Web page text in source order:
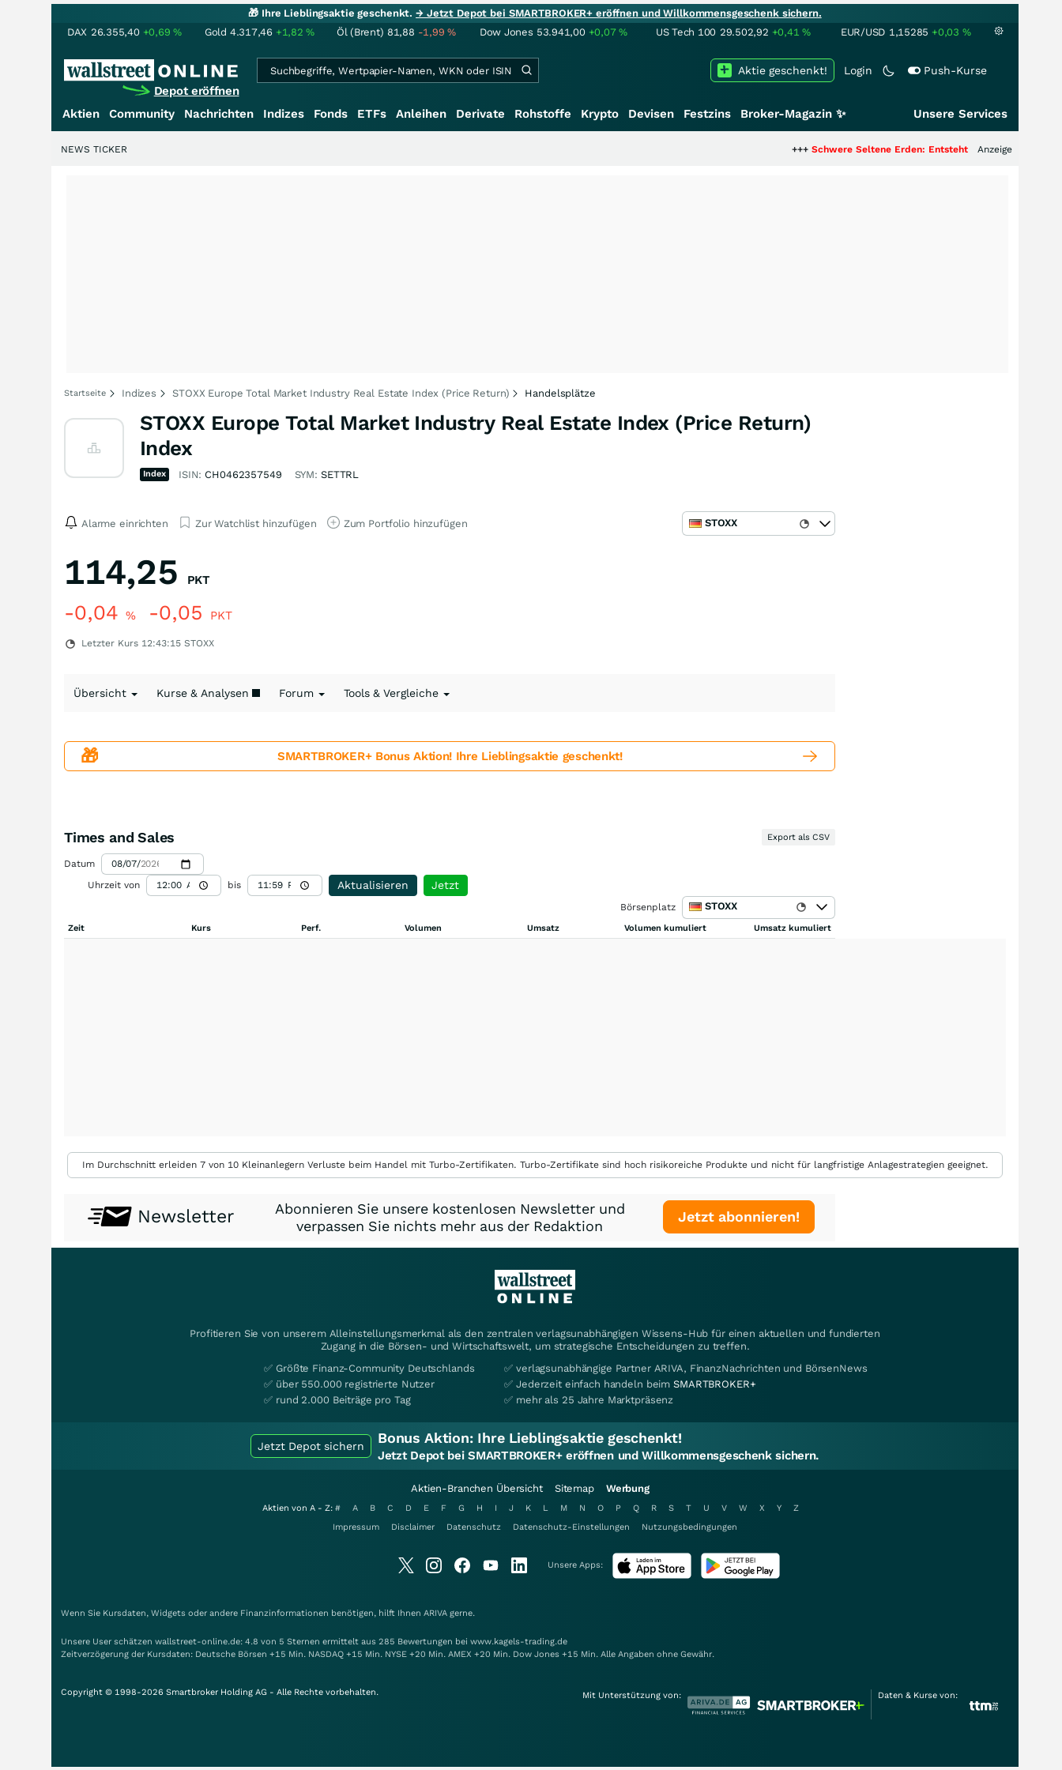
🎁 Ihre Lieblingsaktie geschenkt.→ Jetzt Depot bei SMARTBROKER+ eröffnen und Willkommensgeschenk sichern.
DAX 26.355,40 +0,69% Gold 4.317,46 +1,82% Öl (Brent) 81,88 -1,99% Dow Jones 53.941,00 +0,07% US Tech 100 29.502,92 +0,41% EUR/USD 1,15285 +0,03 %
Depot eröffnen
Login Push-Kurse
Aktie geschenkt!
Aktien Community Nachrichten Indizes Fonds ETFs Anleihen Derivate Rohstoffe Krypto Devisen Festzins Broker-Magazin ✨ Unsere Services
Schwere Seltene Erden: Entsteht hier die nächste
Anzeige
NEWS TICKER
Startseite Indizes STOXX Europe Total Market Industry Real Estate Index (Price Return) Handelsplätze
STOXX Europe Total Market Industry Real Estate Index (Price Return)
Index
Index ISIN: CH0462357549 SYM: SETTRL
Alarme einrichten Zur Watchlist hinzufügen Zum Portfolio hinzufügen STOXX
114,25 PKT
-0,04 % -0,05 PKT
Letzter Kurs 12:43:15 STOXX
Übersicht Kurse & Analysen Forum Tools & Vergleiche
🎁 SMARTBROKER+ Bonus Aktion! Ihre Lieblingsaktie geschenkt!
Times and Sales Export als CSV
Datum
Uhrzeit von
bis Aktualisieren Jetzt
Börsenplatz STOXX
Zeit Kurs Perf. Volumen Umsatz Volumen kumuliert Umsatz kumuliert
Im Durchschnitt erleiden 7 von 10 Kleinanlegern Verluste beim Handel mit Turbo-Zertifikaten. Turbo-Zertifikate sind hoch risikoreiche Produkte und nicht für langfristige Anlagestrategien geeignet.
Newsletter
Abonnieren Sie unsere kostenlosen Newsletter und
verpassen Sie nichts mehr aus der Redaktion
Jetzt abonnieren!
Profitieren Sie von unserem Alleinstellungsmerkmal als den zentralen verlagsunabhängigen Wissens-Hub für einen aktuellen und fundierten
Zugang in die Börsen- und Wirtschaftswelt, um strategische Entscheidungen zu treffen.
✅ Größte Finanz-Community Deutschlands
✅ über 550.000 registrierte Nutzer
✅ rund 2.000 Beiträge pro Tag
✅ verlagsunabhängige Partner ARIVA, FinanzNachrichten und BörsenNews
✅ Jederzeit einfach handeln beimSMARTBROKER+
✅ mehr als 25 Jahre Marktpräsenz
Jetzt Depot sichern Bonus Aktion: Ihre Lieblingsaktie geschenkt!
Jetzt Depot bei SMARTBROKER+ eröffnen und Willkommensgeschenk sichern.
Aktien-Branchen Übersicht Sitemap Werbung
Aktien von A - Z: # A B C D E F G H I J K L M N O P Q R S T U V W X Y
Z
Impressum
Disclaimer Datenschutz Datenschutz-Einstellungen Nutzungsbedingungen
Unsere Apps:
Wenn Sie Kursdaten, Widgets oder andere Finanzinformationen benötigen, hilft Ihnen ARIVA gerne.
Unsere User schätzen wallstreet-online.de: 4.8 von 5 Sternen ermittelt aus 285 Bewertungen bei www.kagels-trading.de
Zeitverzögerung der Kursdaten: Deutsche Börsen +15 Min. NASDAQ +15 Min. NYSE +20 Min. AMEX +20 Min. Dow Jones +15 Min. Alle Angaben ohne Gewähr.
Copyright © 1998-2026 Smartbroker Holding AG - Alle Rechte vorbehalten. Mit Unterstützung von: Daten & Kurse von: